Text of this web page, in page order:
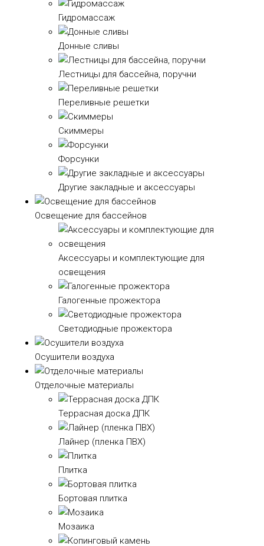
Гидромассаж
Донные сливы
Лестницы для бассейна, поручни
Переливные решетки
Скиммеры
Форсунки
Другие закладные и аксессуары
Освещение для бассейнов
Аксессуары и комплектующие для
освещения
Галогенные прожектора
Светодиодные прожектора
Осушители воздуха
Отделочные материалы
Террасная доска ДПК
Лайнер (пленка ПВХ)
Плитка
Бортовая плитка
Мозаика